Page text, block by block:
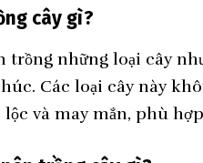
cây gì?
trồng những loại cây
Các loại cây này
và may mắn, phù